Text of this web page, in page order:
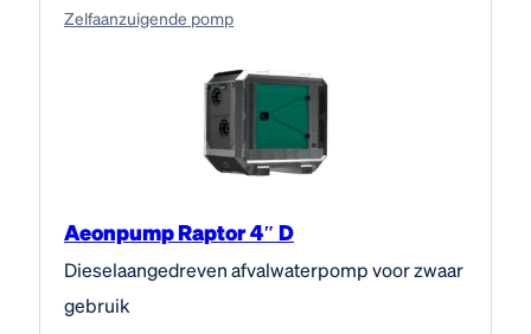
Zelfaanzuigende pomp
Aeonpump Raptor 4″ D
Dieselaangedreven afvalwaterpomp voor zwaar
gebruik